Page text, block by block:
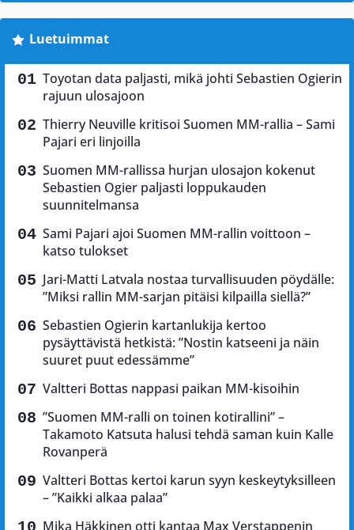
Luetuimmat
Toyotan data paljasti, mikä johti Sebastien Ogierin
rajuun ulosajoon
Thierry Neuville kritisoi Suomen MM-rallia – Sami
Pajari eri linjoilla
Suomen MM-rallissa hurjan ulosajon kokenut
Sebastien Ogier paljasti loppukauden
suunnitelmansa
Sami Pajari ajoi Suomen MM-rallin voittoon –
katso tulokset
Jari-Matti Latvala nostaa turvallisuuden pöydälle:
”Miksi rallin MM-sarjan pitäisi kilpailla siellä?”
Sebastien Ogierin kartanlukija kertoo
pysäyttävistä hetkistä: ”Nostin katseeni ja näin
suuret puut edessämme”
Valtteri Bottas nappasi paikan MM-kisoihin
”Suomen MM-ralli on toinen kotirallini” –
Takamoto Katsuta halusi tehdä saman kuin Kalle
Rovanperä
Valtteri Bottas kertoi karun syyn keskeytyksilleen
– ”Kaikki alkaa palaa”
Mika Häkkinen otti kantaa Max Verstappenin